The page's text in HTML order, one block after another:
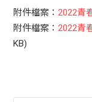
附件檔案：2022青
附件檔案：2022青
KB)